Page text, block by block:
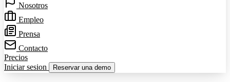
Nosotros
Empleo
Prensa
Contacto
Precios
Iniciar sesion
Reservar una demo